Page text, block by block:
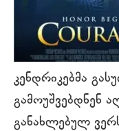
კენდრიკებმა
გამოუშვებდნენ
განახლებულ